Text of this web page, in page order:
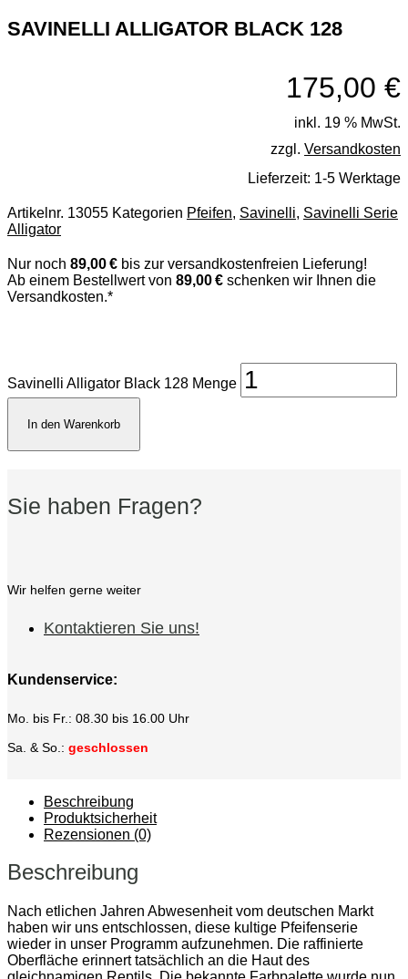
SAVINELLI ALLIGATOR BLACK 128
175,00 €
inkl. 19 % MwSt.
zzgl. Versandkosten
Lieferzeit: 1-5 Werktage
Artikelnr. 13055 Kategorien Pfeifen, Savinelli, Savinelli Serie
Alligator
Nur noch 89,00 € bis zur versandkostenfreien Lieferung!
Ab einem Bestellwert von 89,00 € schenken wir Ihnen die
Versandkosten.*
Savinelli Alligator Black 128 Menge
In den Warenkorb
Sie haben Fragen?
Wir helfen gerne weiter
Kontaktieren Sie uns!
Kundenservice:
Mo. bis Fr.: 08.30 bis 16.00 Uhr
Sa. & So.: geschlossen
Beschreibung
Produktsicherheit
Rezensionen (0)
Beschreibung
Nach etlichen Jahren Abwesenheit vom deutschen Markt
haben wir uns entschlossen, diese kultige Pfeifenserie
wieder in unser Programm aufzunehmen. Die raffinierte
Oberfläche erinnert tatsächlich an die Haut des